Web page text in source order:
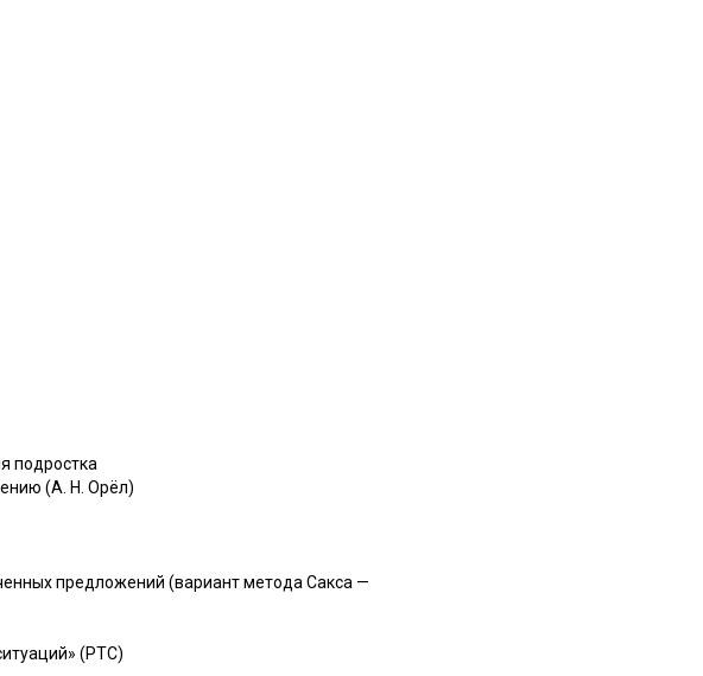
подростка
(А. Н. Орёл)
предложений (вариант метода Сакса —
(РТС)